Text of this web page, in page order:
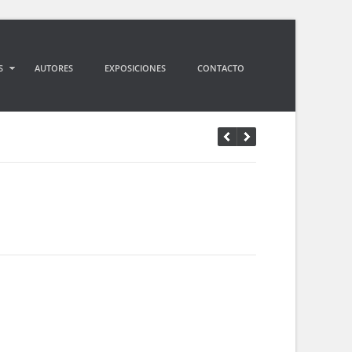
AUTORES EXPOSICIONES CONTACTO